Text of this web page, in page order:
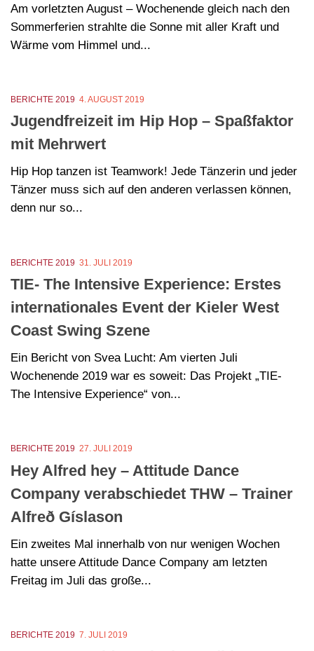
Am vorletzten August – Wochenende gleich nach den
Sommerferien strahlte die Sonne mit aller Kraft und
Wärme vom Himmel und...
BERICHTE 2019 4. AUGUST 2019
Jugendfreizeit im Hip Hop – Spaßfaktor
mit Mehrwert
Hip Hop tanzen ist Teamwork! Jede Tänzerin und jeder
Tänzer muss sich auf den anderen verlassen können,
denn nur so...
BERICHTE 2019 31. JULI 2019
TIE- The Intensive Experience: Erstes
internationales Event der Kieler West
Coast Swing Szene
Ein Bericht von Svea Lucht: Am vierten Juli
Wochenende 2019 war es soweit: Das Projekt „TIE-
The Intensive Experience“ von...
BERICHTE 2019 27. JULI 2019
Hey Alfred hey – Attitude Dance
Company verabschiedet THW – Trainer
Alfreð Gíslason
Ein zweites Mal innerhalb von nur wenigen Wochen
hatte unsere Attitude Dance Company am letzten
Freitag im Juli das große...
BERICHTE 2019 7. JULI 2019